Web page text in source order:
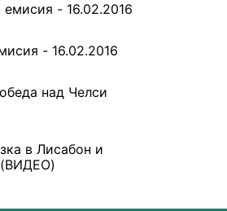
- 16.02.2016
- 16.02.2016
над Челси
в Лисабон и
(ВИДЕО)